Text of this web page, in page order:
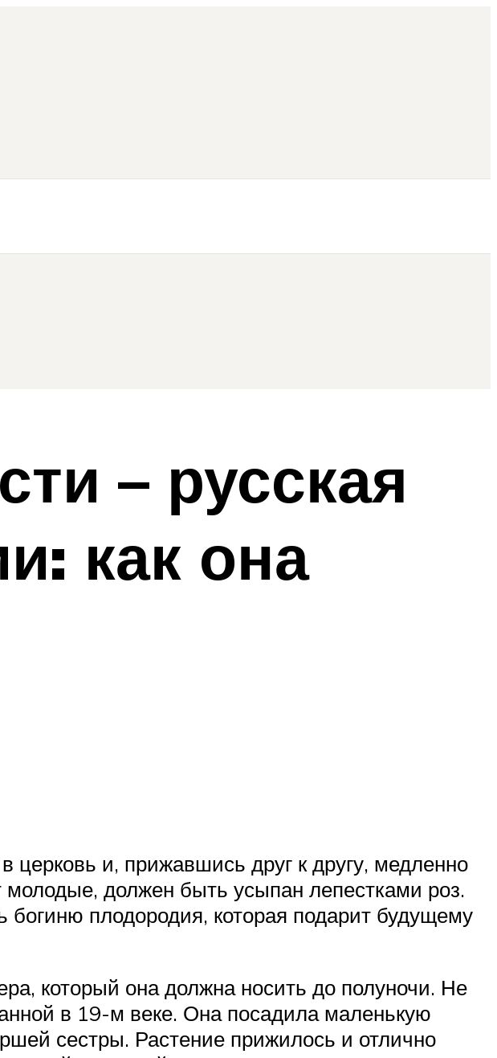
– русская
как она
церковь и, прижавшись друг к другу, медленно
молодые, должен быть усыпан лепестками роз.
плодородия, которая подарит будущему
который она должна носить до полуночи. Не
в 19-м веке. Она посадила маленькую
сестры. Растение прижилось и отлично